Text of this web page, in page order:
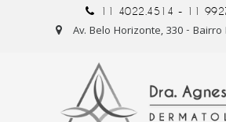
11 4022.4514 - 11
Av. Belo Horizonte, 330 -